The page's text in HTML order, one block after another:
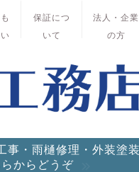
保証につ
いて
法人・企業
の方
事・雨樋修理・外装塗
からどうぞ